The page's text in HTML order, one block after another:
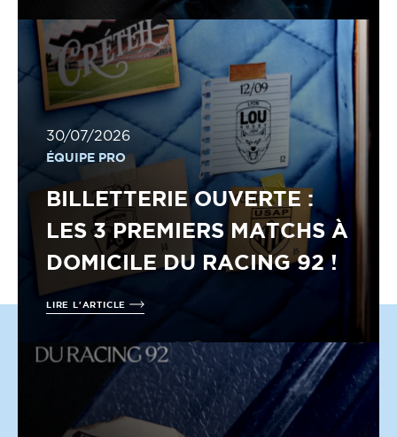
30/07/2026
ÉQUIPE PRO
BILLETTERIE OUVERTE :
LES 3 PREMIERS MATCHS À
DOMICILE DU RACING 92 !
LIRE L'ARTICLE